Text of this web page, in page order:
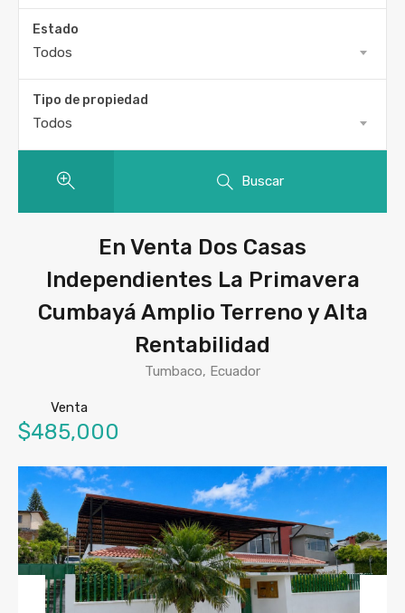
Estado
Todos
Tipo de propiedad
Todos
Buscar
En Venta Dos Casas
Independientes La Primavera
Cumbayá Amplio Terreno y Alta
Rentabilidad
Tumbaco, Ecuador
Venta
$485,000